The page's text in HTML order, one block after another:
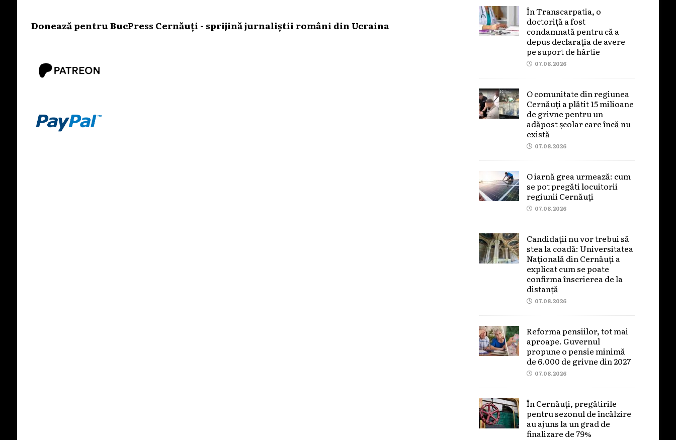
Donează pentru BucPress Cernăuți - sprijină jurnaliștii români din Ucraina
În Transcarpatia, o
doctoriță a fost
condamnată pentru că a
depus declarația de avere
pe suport de hârtie
07.08.2026
O comunitate din regiunea
Cernăuți a plătit 15 milioane
de grivne pentru un
adăpost școlar care încă nu
există
07.08.2026
O iarnă grea urmează: cum
se pot pregăti locuitorii
regiunii Cernăuți
07.08.2026
Candidații nu vor trebui să
stea la coadă: Universitatea
Națională din Cernăuți a
explicat cum se poate
confirma înscrierea de la
distanță
07.08.2026
Reforma pensiilor, tot mai
aproape. Guvernul
propune o pensie minimă
de 6.000 de grivne din 2027
07.08.2026
În Cernăuți, pregătirile
pentru sezonul de încălzire
au ajuns la un grad de
finalizare de 79%